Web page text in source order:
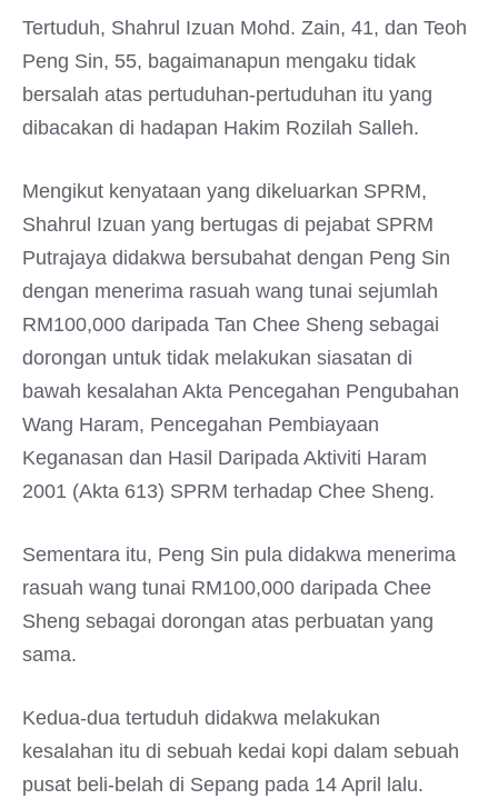
Tertuduh, Shahrul Izuan Mohd. Zain, 41, dan Teoh
Peng Sin, 55, bagaimanapun mengaku tidak
bersalah atas pertuduhan-pertuduhan itu yang
dibacakan di hadapan Hakim Rozilah Salleh.
Mengikut kenyataan yang dikeluarkan SPRM,
Shahrul Izuan yang bertugas di pejabat SPRM
Putrajaya didakwa bersubahat dengan Peng Sin
dengan menerima rasuah wang tunai sejumlah
RM100,000 daripada Tan Chee Sheng sebagai
dorongan untuk tidak melakukan siasatan di
bawah kesalahan Akta Pencegahan Pengubahan
Wang Haram, Pencegahan Pembiayaan
Keganasan dan Hasil Daripada Aktiviti Haram
2001 (Akta 613) SPRM terhadap Chee Sheng.
Sementara itu, Peng Sin pula didakwa menerima
rasuah wang tunai RM100,000 daripada Chee
Sheng sebagai dorongan atas perbuatan yang
sama.
Kedua-dua tertuduh didakwa melakukan
kesalahan itu di sebuah kedai kopi dalam sebuah
pusat beli-belah di Sepang pada 14 April lalu.